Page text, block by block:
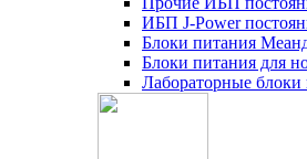
ИБП J-Power
Блоки питания
Блоки питания для
Лабораторные блоки